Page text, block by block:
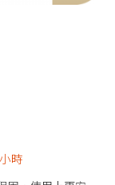
時